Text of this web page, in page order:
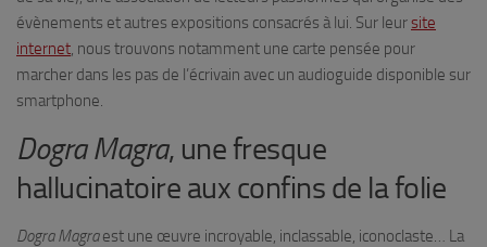
évènements et autres expositions consacrés à lui. Sur leursite
internet, nous trouvons notamment une carte pensée pour
marcher dans les pas de l’écrivain avec un audioguide disponible sur
smartphone.
Dogra Magra, une fresque
hallucinatoire aux confins de la folie
Dogra Magraest une œuvre incroyable, inclassable, iconoclaste… La